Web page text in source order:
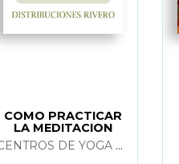
COMO PRACTICAR
LA MEDITACION
CENTROS DE YOGA SIVANANDA VEDANTA